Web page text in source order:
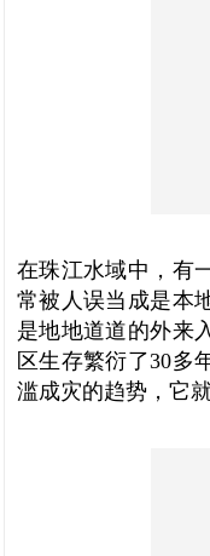
在珠江水域中，有
常被人误当成是本
是地地道道的外来
区生存繁衍了30多
滥成灾的趋势，它